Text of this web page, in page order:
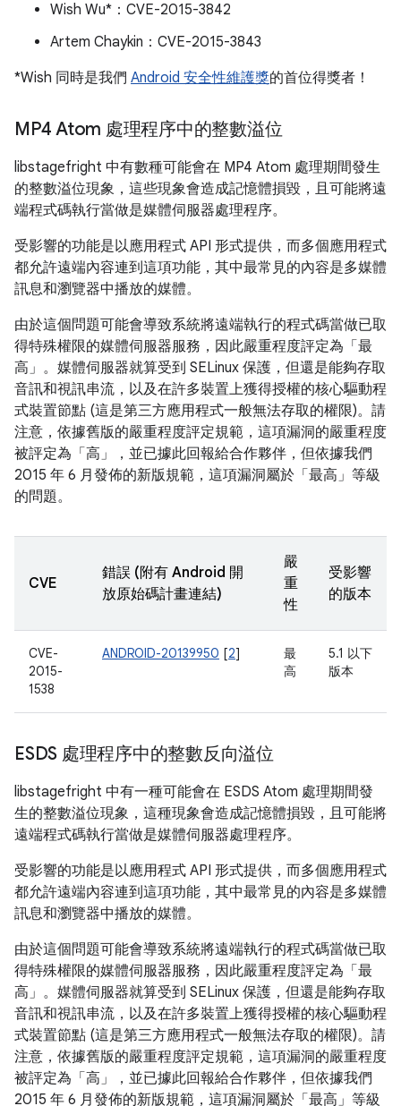
Wish Wu*：CVE-2015-3842
Artem Chaykin：CVE-2015-3843
*Wish 同時是我們 Android 安全性維護獎的首位得獎者！
MP4 Atom 處理程序中的整數溢位
libstagefright 中有數種可能會在 MP4 Atom 處理期間發生
的整數溢位現象，這些現象會造成記憶體損毀，且可能將遠
端程式碼執行當做是媒體伺服器處理程序。
受影響的功能是以應用程式 API 形式提供，而多個應用程式
都允許遠端內容連到這項功能，其中最常見的內容是多媒體
訊息和瀏覽器中播放的媒體。
由於這個問題可能會導致系統將遠端執行的程式碼當做已取
得特殊權限的媒體伺服器服務，因此嚴重程度評定為「最
高」。媒體伺服器就算受到 SELinux 保護，但還是能夠存取
音訊和視訊串流，以及在許多裝置上獲得授權的核心驅動程
式裝置節點 (這是第三方應用程式一般無法存取的權限)。請
注意，依據舊版的嚴重程度評定規範，這項漏洞的嚴重程度
被評定為「高」，並已據此回報給合作夥伴，但依據我們
2015 年 6 月發佈的新版規範，這項漏洞屬於「最高」等級
的問題。
CVE
錯誤 (附有 Android 開
放原始碼計畫連結)
嚴
重
性
受影響
的版本
CVE-
2015-
1538
ANDROID-20139950 [2]
最
高
5.1 以下
版本
ESDS 處理程序中的整數反向溢位
libstagefright 中有一種可能會在 ESDS Atom 處理期間發
生的整數溢位現象，這種現象會造成記憶體損毀，且可能將
遠端程式碼執行當做是媒體伺服器處理程序。
受影響的功能是以應用程式 API 形式提供，而多個應用程式
都允許遠端內容連到這項功能，其中最常見的內容是多媒體
訊息和瀏覽器中播放的媒體。
由於這個問題可能會導致系統將遠端執行的程式碼當做已取
得特殊權限的媒體伺服器服務，因此嚴重程度評定為「最
高」。媒體伺服器就算受到 SELinux 保護，但還是能夠存取
音訊和視訊串流，以及在許多裝置上獲得授權的核心驅動程
式裝置節點 (這是第三方應用程式一般無法存取的權限)。請
注意，依據舊版的嚴重程度評定規範，這項漏洞的嚴重程度
被評定為「高」，並已據此回報給合作夥伴，但依據我們
2015 年 6 月發佈的新版規範，這項漏洞屬於「最高」等級